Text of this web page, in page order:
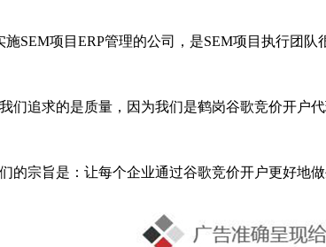
SEM项目ERP管理的公司，是SEM项目执行团
们追求的是质量，因为我们是鹤岗谷歌竞价开户
的宗旨是：让每个企业通过谷歌竞价开户更好地